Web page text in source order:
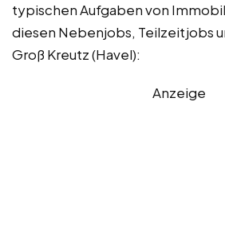
typischen Aufgaben von
diesen Nebenjobs, Teilzeitjobs
Groß Kreutz (Havel):
Anzeige